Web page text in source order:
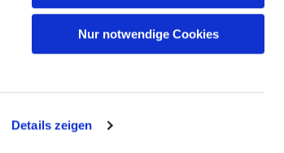
Details zeigen
Nur notwendige Cookies